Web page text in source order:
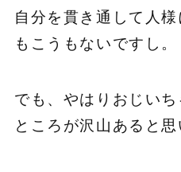
自分を貫き通して人
もこうもないですし。
でも、やはりおじい
ところが沢山あると思